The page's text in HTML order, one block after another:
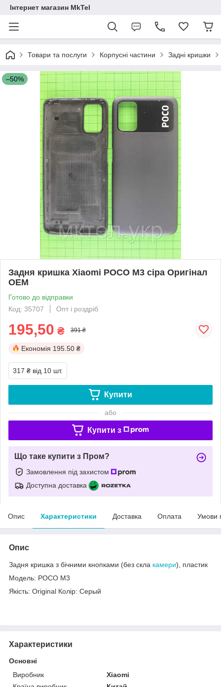
Інтернет магазин MkTel
Товари та послуги Корпусні частини Задні кришки
–50%
Задня кришка Xiaomi POCO M3 сіра Оригінал
OEM
Готово до відправки
Код: 35707
Опт і роздріб
195,50 ₴ 391 ₴
Економія 195.50 ₴
317 ₴ від 10 шт.
Купити
або
Купити з
Що таке купити з Пром?
Замовлення під захистом
Доступна доставка
Опис Характеристики Доставка Оплата Умови
Опис
Задня кришка з бічними кнопками (без скла камери), пластик
Модель: POCO M3
Якість: Original Колір: Серый
Характеристики
Основні
Виробник
Xiaomi